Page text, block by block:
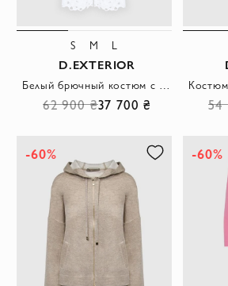
S M L
D.EXTERIOR
Белый брючный костюм с геометрическим паттерном перфорации по всей поверхности
62 900 ₴37 700 ₴ 54
-60% -60%